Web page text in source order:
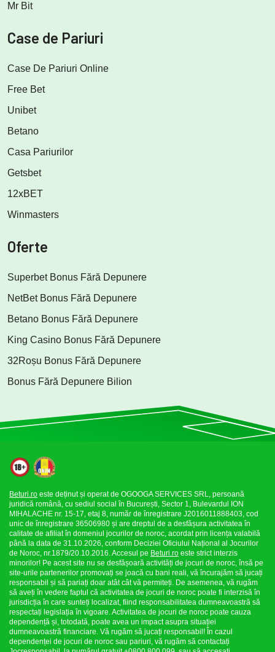
Mr Bit
Case de Pariuri
Case De Pariuri Online
Free Bet
Unibet
Betano
Casa Pariurilor
Getsbet
12xBET
Winmasters
Oferte
Superbet Bonus Fără Depunere
NetBet Bonus Fără Depunere
Betano Bonus Fără Depunere
King Casino Bonus Fără Depunere
32Roșu Bonus Fără Depunere
Bonus Fără Depunere Bilion
Beturi.ro este deținut și operat de OGOOGA SERVICES SRL, persoană
juridică română, cu sediul social în București, Sector 1, Bulevardul ION
MIHALACHE nr. 15-17, etaj 8, număr de înregistrare J2016011888403, cod
unic de înregistrare 36506980 și are dreptul de a desfășura activitatea în
calitate de afiliat în domeniul jocurilor de noroc, acordat prin licența valabilă
până la data de 31.10.2026, conform Deciziei Oficiului Național al Jocurilor
de Noroc, nr.1879/20.10.2016. Accesul pe Beturi.ro este strict interzis
minorilor! Pe acest site nu se desfășoară activități de jocuri de noroc, însă pe
site-urile partenerilor promovați se joacă cu bani reali, vă încurajăm să jucați
responsabil și să pariați doar atât cât vă permiteți. De asemenea, vă rugăm
să aveți în vedere faptul că activitatea de jocuri de noroc poate fi interzisă în
jurisdicția în care sunteți localizat, fiind responsabilitatea dumneavoastră să
respectați legislația în vigoare. Activitatea de jocuri de noroc poate cauza
dependență și, totodată, poate avea un impact asupra situației
dumneavoastră financiare. Vă rugăm să jucați responsabil! În cazul
dependenței de jocuri de noroc sau pariuri, vă rugăm să contactați